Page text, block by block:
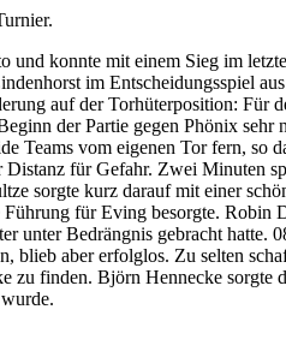
und konnte mit einem Sieg im
im Entscheidungsspiel
auf der Torhüterposition:
der Partie gegen Phönix sehr
Teams vom eigenen Tor fern, so
für Gefahr. Zwei Minuten
sorgte kurz darauf mit einer
für Eving besorgte. Robin
unter Bedrängnis gebracht
blieb aber erfolglos. Zu selten
zu finden. Björn Hennecke